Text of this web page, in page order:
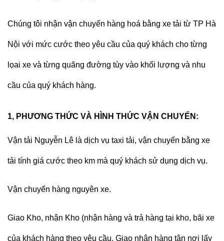
Chúng tôi nhận vận chuyển hàng hoá bằng xe tải từ TP Hà
Nội với mức cước theo yêu cầu của quý khách cho từng
lọai xe và từng quãng đường tùy vào khối lượng và nhu
cầu của quý khách hàng.
1, PHƯƠNG THỨC VÀ HÌNH THỨC VẬN CHUYỂN:
Vận tải Nguyễn Lê là dịch vụ taxi tải, vận chuyển bằng xe
tải tính giá cước theo km mà quý khách sử dụng dịch vụ.
Vận chuyển hàng nguyên xe.
Giao Kho, nhận Kho (nhận hàng và trả hàng tại kho, bãi xe
của khách hàng theo yêu cầu, Giao nhận hàng tận nơi lấy